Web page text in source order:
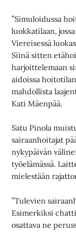
”Simuloidussa
luokkatilaan,
Viereisessä
Siinä sitten
harjoittelemaan
aidoissa
mahdollista
Kati Mäenpää.
Satu Pinola
sairaanhoitajat
nykypäivän
työelämässä.
mielestään
”Tulevien
Esimerkiksi
osattava ne